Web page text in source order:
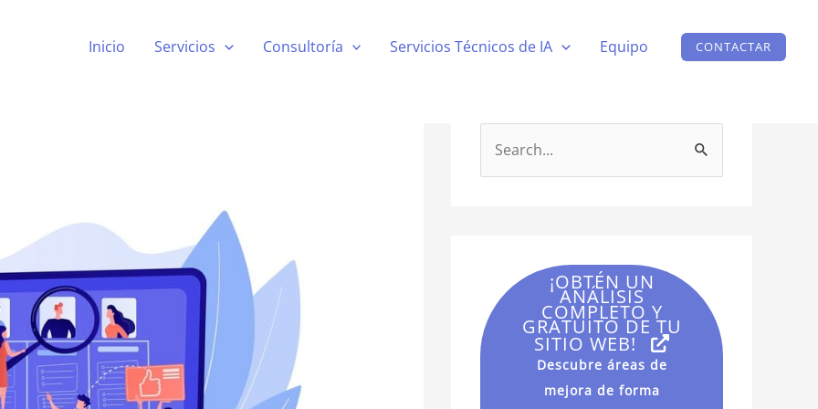
Inicio
Servicios Consultoría Servicios Técnicos de IA Equipo CONTACTAR
o
¡OBTÉN UN
ANÁLISIS
COMPLETO Y
GRATUITO DE TU
SITIO WEB!
Descubre áreas de
mejora de forma